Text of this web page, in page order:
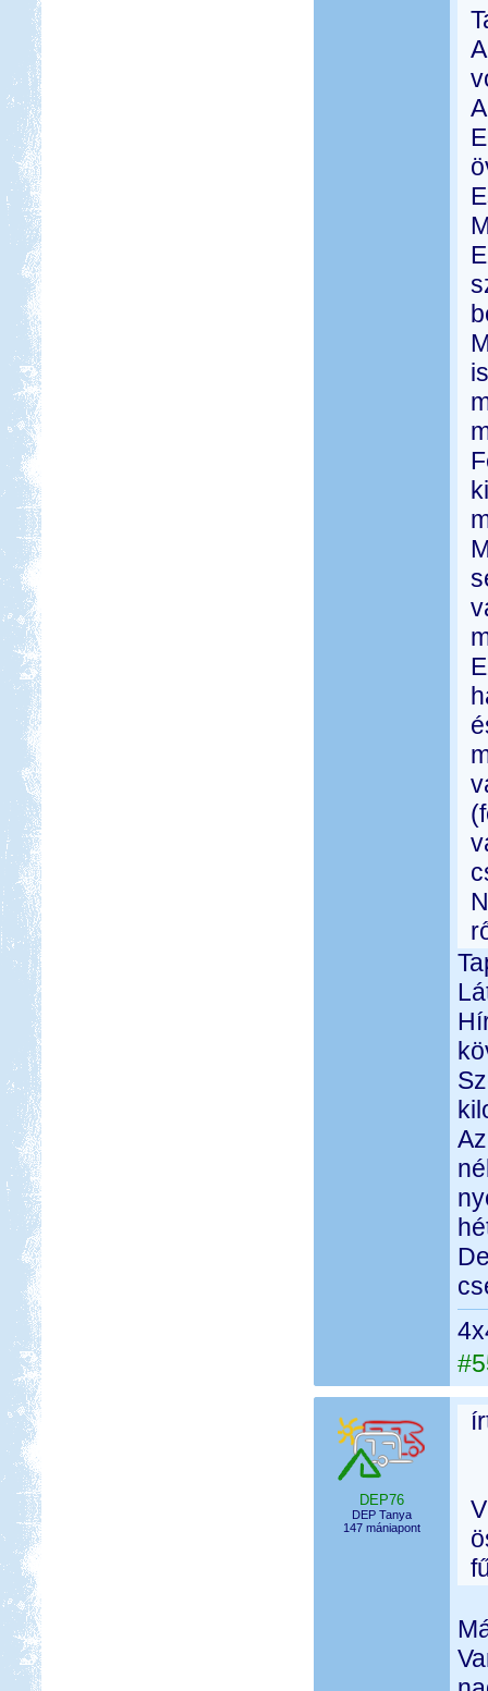
DEP76
DEP Tanya
147 mániapont